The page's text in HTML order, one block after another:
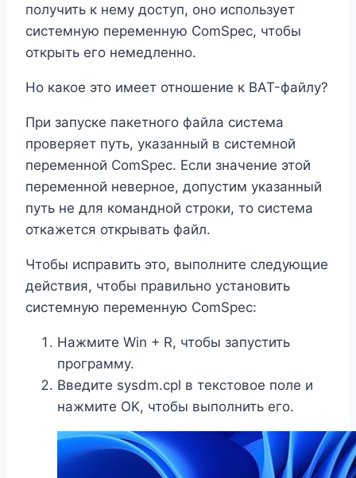
получить к нему доступ, оно использует
системную переменную ComSpec, чтобы
открыть его немедленно.
Но какое это имеет отношение к BAT-файлу?
При запуске пакетного файла система
проверяет путь, указанный в системной
переменной ComSpec. Если значение этой
переменной неверное, допустим указанный
путь не для командной строки, то система
откажется открывать файл.
Чтобы исправить это, выполните следующие
действия, чтобы правильно установить
системную переменную ComSpec:
Нажмите Win + R, чтобы запустить
программу.
Введите sysdm.cpl в текстовое поле и
нажмите OK, чтобы выполнить его.